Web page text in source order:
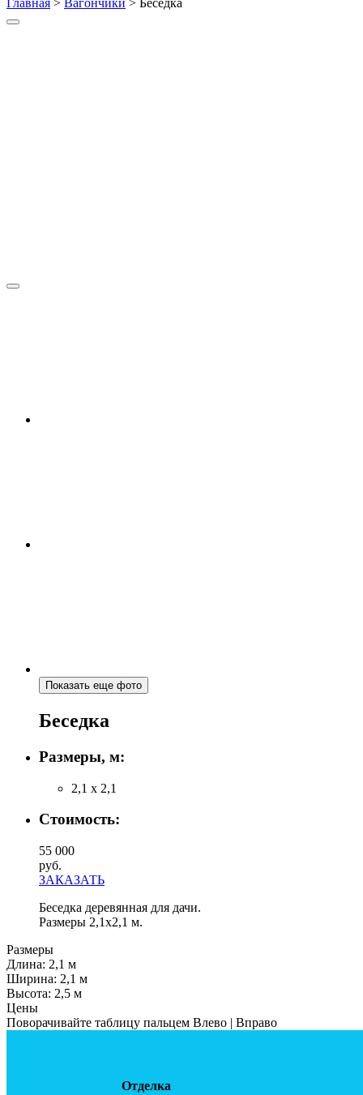
Главная > Вагончики > Беседка
Показать еще фото
Беседка
Размеры, м:
2,1 х 2,1
Стоимость:
55 000
руб.
ЗАКАЗАТЬ
Беседка деревянная для дачи.
Размеры 2,1х2,1 м.
Размеры
Длина: 2,1 м
Ширинa: 2,1 м
Высота: 2,5 м
Цены
Поворачивайте таблицу пальцем Влево | Вправо
Отделка